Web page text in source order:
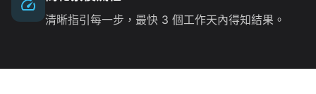
清晰指引每一步，最快 3 個工作天內得知結果。